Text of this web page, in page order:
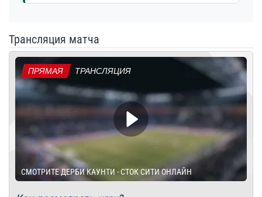
Трансляция матча
ПРЯМАЯ ТРАНСЛЯЦИЯ
СМОТРИТЕ ДЕРБИ КАУНТИ - СТОК СИТИ ОНЛАЙН